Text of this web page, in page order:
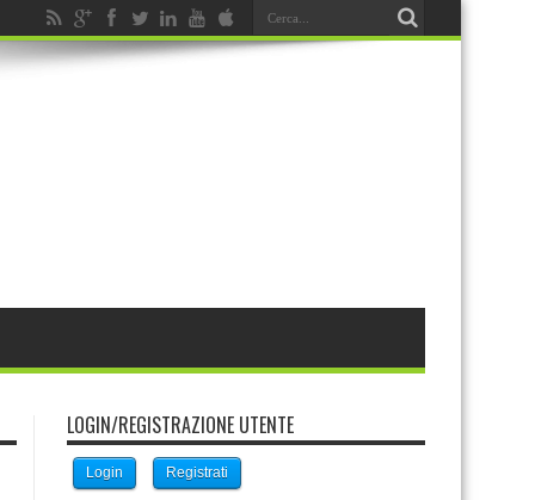
LOGIN/REGISTRAZIONE UTENTE
Login Registrati